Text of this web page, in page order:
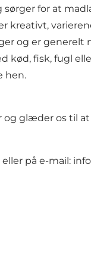
sørger for at
kreativt,
og er
kød, fisk, fugl
hen.
og glæder os til
på e-mail: